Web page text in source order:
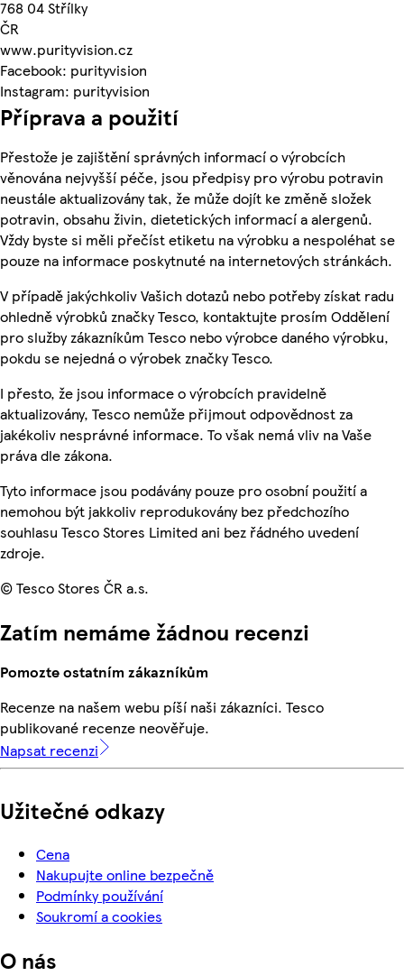
768 04 Střílky
ČR
www.purityvision.cz
Facebook: purityvision
Instagram: purityvision
Příprava a použití
Přestože je zajištění správných informací o výrobcích
věnována nejvyšší péče, jsou předpisy pro výrobu potravin
neustále aktualizovány tak, že může dojít ke změně složek
potravin, obsahu živin, dietetických informací a alergenů.
Vždy byste si měli přečíst etiketu na výrobku a nespoléhat se
pouze na informace poskytnuté na internetových stránkách.
V případě jakýchkoliv Vašich dotazů nebo potřeby získat radu
ohledně výrobků značky Tesco, kontaktujte prosím Oddělení
pro služby zákazníkům Tesco nebo výrobce daného výrobku,
pokdu se nejedná o výrobek značky Tesco.
I přesto, že jsou informace o výrobcích pravidelně
aktualizovány, Tesco nemůže přijmout odpovědnost za
jakékoliv nesprávné informace. To však nemá vliv na Vaše
práva dle zákona.
Tyto informace jsou podávány pouze pro osobní použití a
nemohou být jakkoliv reprodukovány bez předchozího
souhlasu Tesco Stores Limited ani bez řádného uvedení
zdroje.
© Tesco Stores ČR a.s.
Zatím nemáme žádnou recenzi
Pomozte ostatním zákazníkům
Recenze na našem webu píší naši zákazníci. Tesco
publikované recenze neověřuje.
Napsat recenzi
Užitečné odkazy
Cena
Nakupujte online bezpečně
Podmínky používání
Soukromí a cookies
O nás